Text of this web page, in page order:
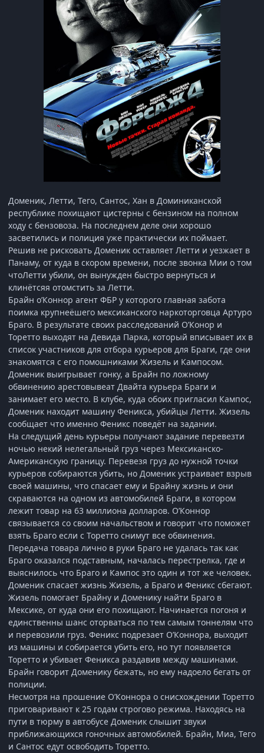
Доменик, Летти, Тего, Сантос, Хан в Доминиканской
республике похищают цистерны с бензином на полном
ходу с бензовоза. На последнем деле они хорошо
засветились и полиция уже практически их поймает.
Решив не рисковать Доменик оставляет Летти и уезжает в
Панаму, от куда в скором времени, после звонка Мии о том
чтоЛетти убили, он вынужден быстро вернуться и
клинётсяя отомстить за Летти.
Брайн о’Коннор агент ФБР у которого главная забота
поимка крупнеёшего мексиканского наркоторговца Артуро
Браго. В результате своих расследований О’Конор и
Торетто выходят на Девида Парка, который вписывает их в
список участников для отбора курьеров для Браги, где они
знакомятся с его помошниками Жизель и Кампосом.
Доменик выигрывает гонку, а Брайн по ложному
обвинению арестовывеат Двайта курьера Браги и
занимает его место. В клубе, куда обоих пригласил Кампос,
Доменик находит машину Феникса, убийцы Летти. Жизель
сообщает что именно Феникс поведёт на задании.
На следущий день курьеры получают задание перевезти
ночью некий нелегальный груз через Мексиканско-
Американскую границу. Перевезя груз до нужной точки
курьеров собираются убить, но Доменик устраивает взрыв
своей машины, что спасает ему и Брайну жизнь и они
скраваются на одном из автомобилей Браги, в котором
лежит товар на 63 миллиона долларов. О’Коннор
связывается со своим начальством и говорит что поможет
взять Браго если с Торетто снимут все обвинения.
Передача товара лично в руки Браго не удалась так как
Браго оказался подставным, началась перестрелка, где и
выяснилось что Браго и Кампос это один и тот же человек.
Доменик спасает жизнь Жизель, а Браго и Феникс сбегают.
Жизель помогает Брайну и Доменику найти Браго в
Мексике, от куда они его похищают. Начинается погоня и
единственны шанс оторваться по тем самым тоннелям что
и перевозили груз. Феникс подрезает О’Коннора, выходит
из машины и собирается убить его, но тут появляется
Торетто и убивает Феникса раздавив между машинами.
Брайн говорит Доменику бежать, но ему надоело бегать от
полиции.
Несмотря на прошение О’Коннора о снисхождении Торетто
приговаривают к 25 годам строгово режима. Находясь на
пути в тюрму в автобусе Доменик слышит звуки
приближающихся гоночных автомобилей. Брайн, Миа, Тего
и Сантос едут освободить Торетто.